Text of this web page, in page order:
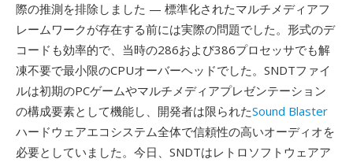
際の推測を排除しました — 標準化されたマルチメディアフ
レームワークが存在する前には実際の問題でした。形式のデ
コードも効率的で、当時の286および386プロセッサでも解
凍不要で最小限のCPUオーバーヘッドでした。SNDTファイ
ルは初期のPCゲームやマルチメディアプレゼンテーション
の構成要素として機能し、開発者は限られたSound Blaster
ハードウェアエコシステム全体で信頼性の高いオーディオを
必要としていました。今日、SNDTはレトロソフトウェアア